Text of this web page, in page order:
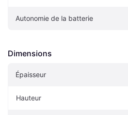
Autonomie de la batterie
Dimensions
Épaisseur
Hauteur